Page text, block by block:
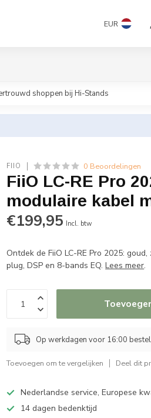
EUR
shoppen bij Hi-Stands
FIIO 0 Beoordelingen
FiiO LC-RE Pro
modulaire kabel
€199,95 Incl. btw
Ontdek de FiiO LC-RE Pro 2025:
plug, DSP en 8-bands EQ.Lees meer.
Op werkdagen voor 16:00
Toevoegen om te vergelijken Deel dit
Nederlandse service, Europese
14 dagen bedenktijd